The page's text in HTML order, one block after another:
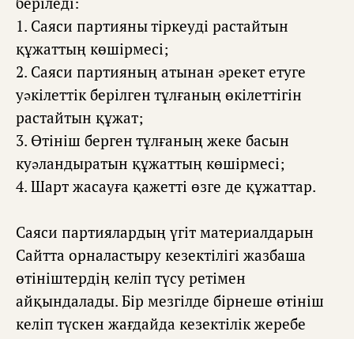
1. Саяси партияны тіркеуді растайтын
құжаттың көшірмесі;
2. Саяси партияның атынан əрекет етуге
уəкілеттік берілген тұлғаның өкілеттігін
растайтын құжат;
3. Өтініш берген тұлғаның жеке басын
куəландыратын құжаттың көшірмесі;
4. Шарт жасауға қажетті өзге де құжаттар.
Саяси партиялардың үгіт материалдарын
Сайтта орналастыру кезектілігі жазбаша
өтініштердің келіп түсу ретімен
айқындалады. Бір мезгілде бірнеше өтініш
келіп түскен жағдайда кезектілік жеребе